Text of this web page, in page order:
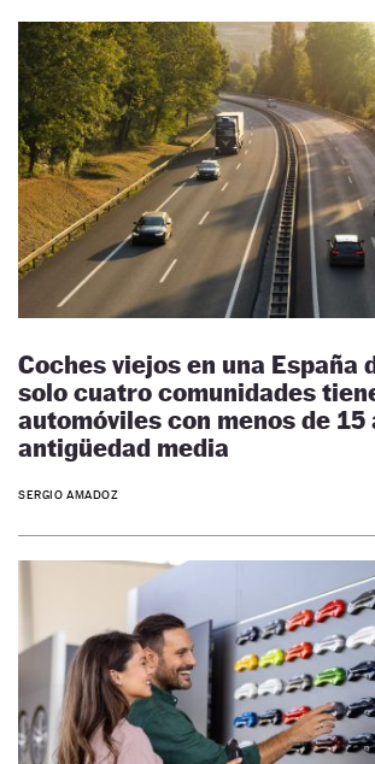
Coches viejos en una España
solo cuatro comunidades
automóviles con menos de 15
antigüedad media
SERGIO AMADOZ